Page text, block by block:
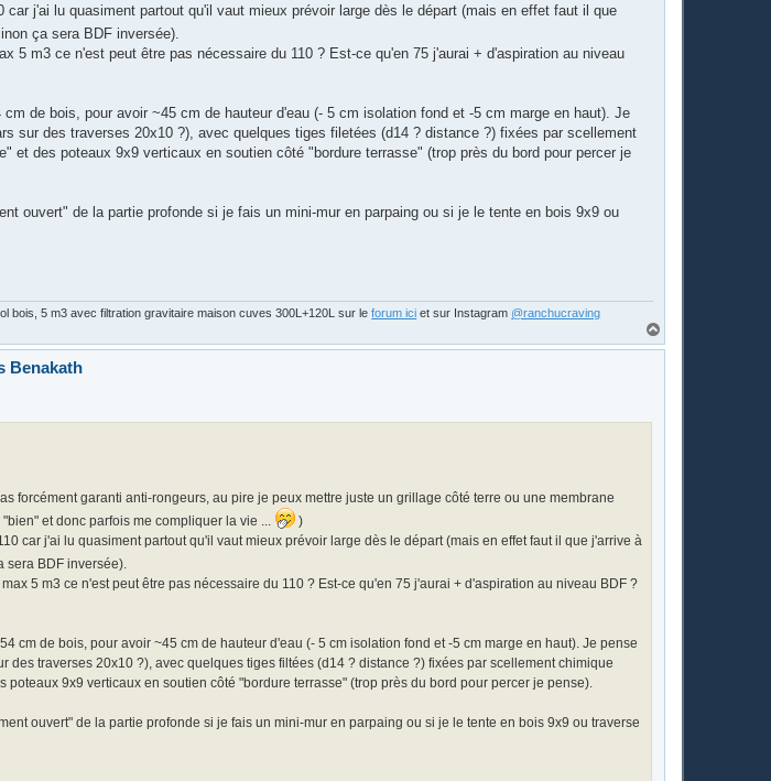
car j'ai lu quasiment partout qu'il vaut mieux prévoir large dès le départ (mais en effet faut il que
ça sera BDF inversée).
5 m3 ce n'est peut être pas nécessaire du 110 ? Est-ce qu'en 75 j'aurai + d'aspiration au niveau
de bois, pour avoir ~45 cm de hauteur d'eau (- 5 cm isolation fond et -5 cm marge en haut). Je
sur des traverses 20x10 ?), avec quelques tiges filetées (d14 ? distance ?) fixées par scellement
et des poteaux 9x9 verticaux en soutien côté "bordure terrasse" (trop près du bord pour percer je
ouvert" de la partie profonde si je fais un mini-mur en parpaing ou si je le tente en bois 9x9 ou
bois, 5 m3 avec filtration gravitaire maison cuves 300L+120L sur leforum ici et sur Instagram @ranchucraving
a
Benakath
forcément garanti anti-rongeurs, au pire je peux mettre juste un grillage côté terre ou une membrane
et donc parfois me compliquer la vie ...
)
car j'ai lu quasiment partout qu'il vaut mieux prévoir large dès le départ (mais en effet faut il que j'arrive à
sera BDF inversée).
5 m3 ce n'est peut être pas nécessaire du 110 ? Est-ce qu'en 75 j'aurai + d'aspiration au niveau BDF ?
cm de bois, pour avoir ~45 cm de hauteur d'eau (- 5 cm isolation fond et -5 cm marge en haut). Je pense
des traverses 20x10 ?), avec quelques tiges filtées (d14 ? distance ?) fixées par scellement chimique
poteaux 9x9 verticaux en soutien côté "bordure terrasse" (trop près du bord pour percer je pense).
ouvert" de la partie profonde si je fais un mini-mur en parpaing ou si je le tente en bois 9x9 ou traverse